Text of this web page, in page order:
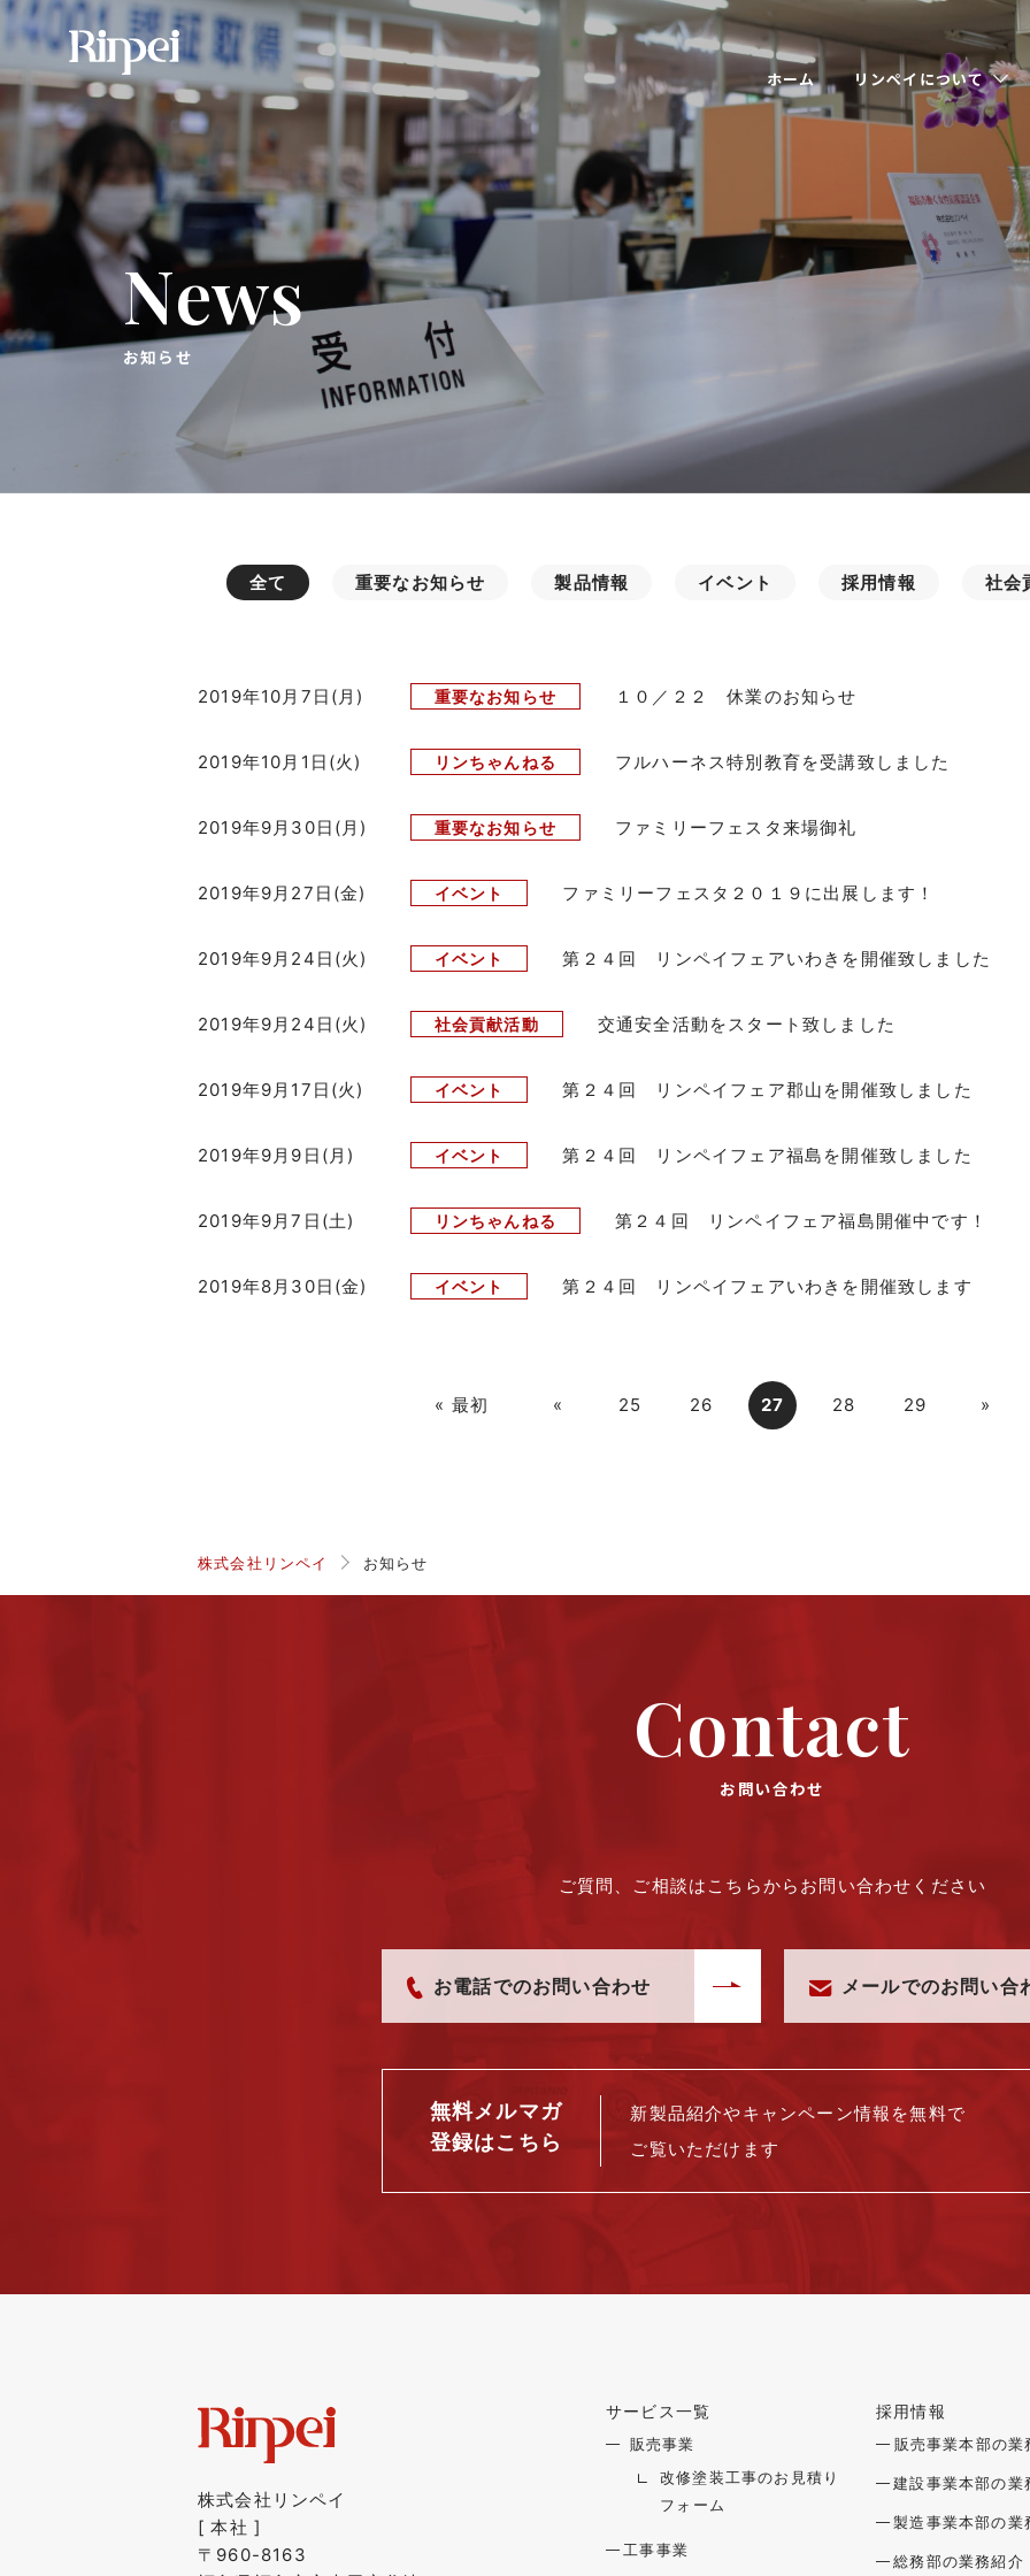
ホーム リンペイについて
News
お知らせ
全て 重要なお知らせ 製品情報 イベント 採用情報 社会
2019年10月7日(月) 重要なお知らせ １０／２２ 休業のお知らせ
2019年10月1日(火) リンちゃんねる フルハーネス特別教育を受講致しました
2019年9月30日(月) 重要なお知らせ ファミリーフェスタ来場御礼
2019年9月27日(金) イベント ファミリーフェスタ２０１９に出展します！
2019年9月24日(火) イベント 第２４回 リンペイフェアいわきを開催致しました
2019年9月24日(火) 社会貢献活動 交通安全活動をスタート致しました
2019年9月17日(火) イベント 第２４回 リンペイフェア郡山を開催致しました
2019年9月9日(月) イベント 第２４回 リンペイフェア福島を開催致しました
2019年9月7日(土) リンちゃんねる 第２４回 リンペイフェア福島開催中です！
2019年8月30日(金) イベント 第２４回 リンペイフェアいわきを開催致します
« 最初 « 25 26 27 28 29 »
株式会社リンペイ お知らせ
Contact
お問い合わせ
ご質問、ご相談はこちらからお問い合わせください
お電話でのお問い合わせ メールでのお問い合
無料メルマガ
登録はこちら
新製品紹介やキャンペーン情報を無料で
ご覧いただけます
株式会社リンペイ
[ 本社 ]
〒960-8163
サービス一覧
販売事業
改修塗装工事のお見積り
フォーム
工事事業
採用情報
販売事業本部の業
建設事業本部の業
製造事業本部の業
総務部の業務紹介